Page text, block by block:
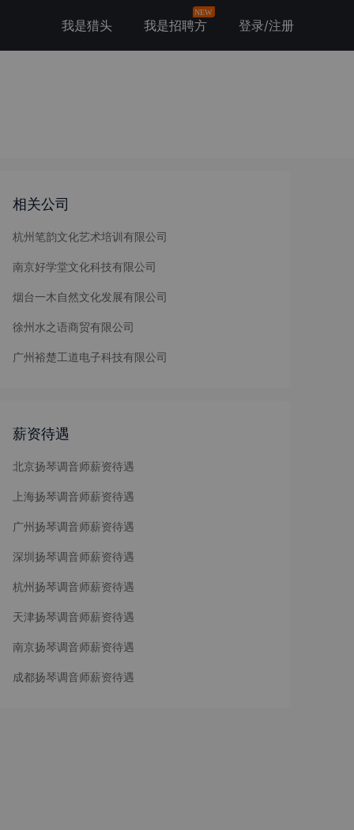
我是猎头 我是招聘方
NEW
登录/注册
相关公司
杭州笔韵文化艺术培训有限公司
南京好学堂文化科技有限公司
烟台一木自然文化发展有限公司
徐州水之语商贸有限公司
广州裕楚工道电子科技有限公司
薪资待遇
北京扬琴调音师薪资待遇
上海扬琴调音师薪资待遇
广州扬琴调音师薪资待遇
深圳扬琴调音师薪资待遇
杭州扬琴调音师薪资待遇
天津扬琴调音师薪资待遇
南京扬琴调音师薪资待遇
成都扬琴调音师薪资待遇